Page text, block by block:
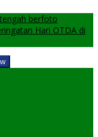
berfoto
Hari OTDA di